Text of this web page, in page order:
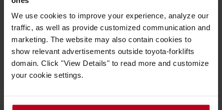
We use cookies to improve your experience, analyze our
traffic, as well as provide customized communication and
marketing. The website may also contain cookies to
show relevant advertisements outside toyota-forklifts
domain. Click "View Details" to read more and customize
your cookie settings.